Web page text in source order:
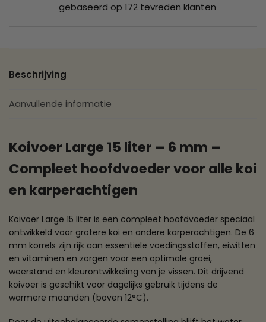
gebaseerd op 172 tevreden klanten
Beschrijving
Aanvullende informatie
Koivoer Large 15 liter – 6 mm –
Compleet hoofdvoeder voor alle koi
en karperachtigen
Koivoer Large 15 liter is een compleet hoofdvoeder speciaal
ontwikkeld voor grotere koi en andere karperachtigen. De 6
mm korrels zijn rijk aan essentiële voedingsstoffen, eiwitten
en vitaminen en zorgen voor een optimale groei,
weerstand en kleurontwikkeling van je vissen. Dit drijvend
koivoer is geschikt voor dagelijks gebruik tijdens de
warmere maanden (boven 12°C).